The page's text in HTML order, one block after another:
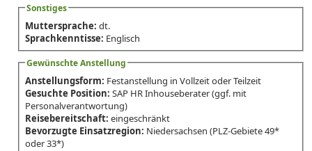
Sonstiges
Muttersprache: dt.
Sprachkenntisse: Englisch
Gewünschte Anstellung
Anstellungsform: Festanstellung in Vollzeit oder Teilzeit
Gesuchte Position: SAP HR Inhouseberater (ggf. mit
Personalverantwortung)
Reisebereitschaft: eingeschränkt
Bevorzugte Einsatzregion: Niedersachsen (PLZ-Gebiete 49*
oder 33*)